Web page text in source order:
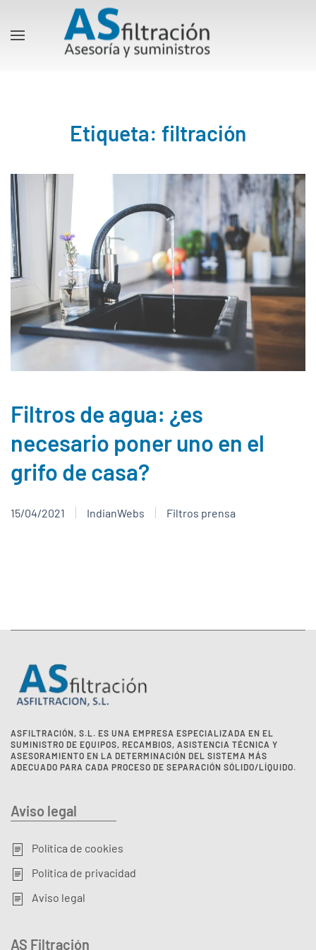
Etiqueta: filtración
Filtros de agua: ¿es
necesario poner uno en el
grifo de casa?
15/04/2021 IndianWebs Filtros prensa
ASFILTRACIÓN, S.L. ES UNA EMPRESA ESPECIALIZADA EN EL
SUMINISTRO DE EQUIPOS, RECAMBIOS, ASISTENCIA TÉCNICA Y
ASESORAMIENTO EN LA DETERMINACIÓN DEL SISTEMA MÁS
ADECUADO PARA CADA PROCESO DE SEPARACIÓN SÓLIDO/LÍQUIDO.
Aviso legal
Política de cookies
Política de privacidad
Aviso legal
AS Filtración